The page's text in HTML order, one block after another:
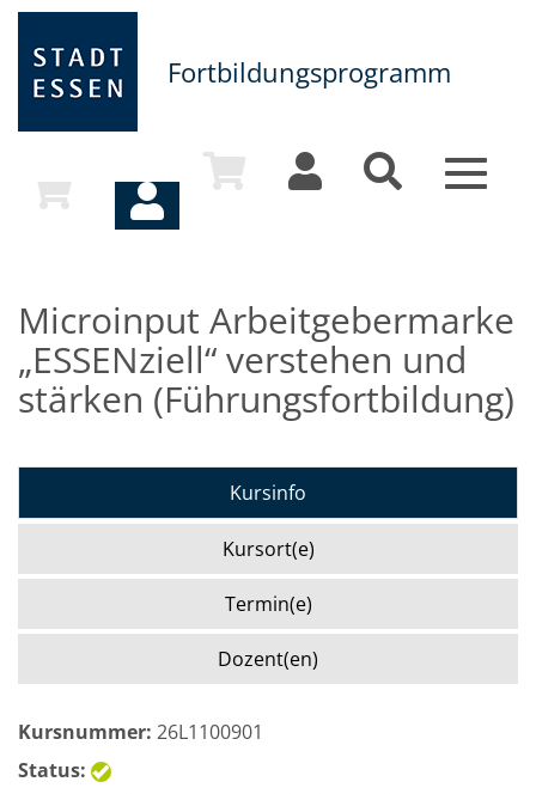
Fortbildungsprogramm
Toggle
Microinput Arbeitgebermarke
„ESSENziell“ verstehen und
stärken (Führungsfortbildung)
Kursinfo
Kursort(e)
Termin(e)
Dozent(en)
Kursnummer: 26L1100901
Status: